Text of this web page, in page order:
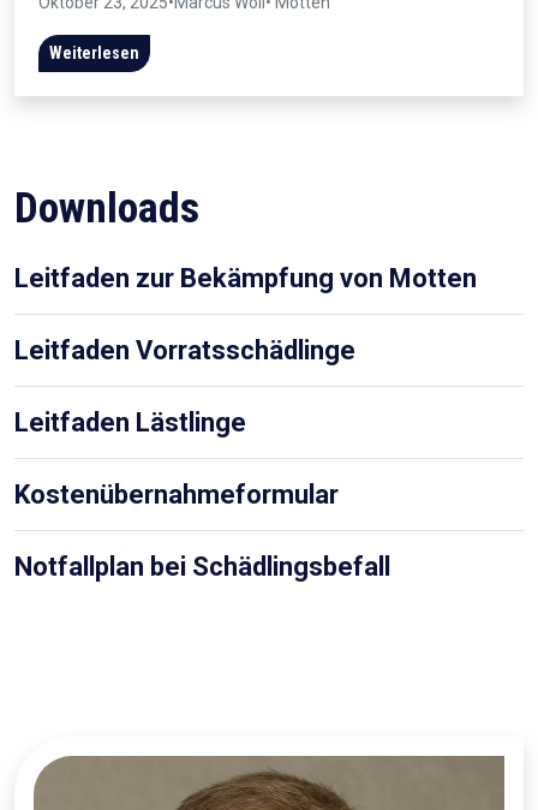
Weiterlesen
Downloads
Leitfaden zur Bekämpfung von Motten
Leitfaden Vorratsschädlinge
Leitfaden Lästlinge
Kostenübernahmeformular
Notfallplan bei Schädlingsbefall